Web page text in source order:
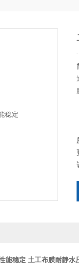
能稳定 土工布膜耐静水